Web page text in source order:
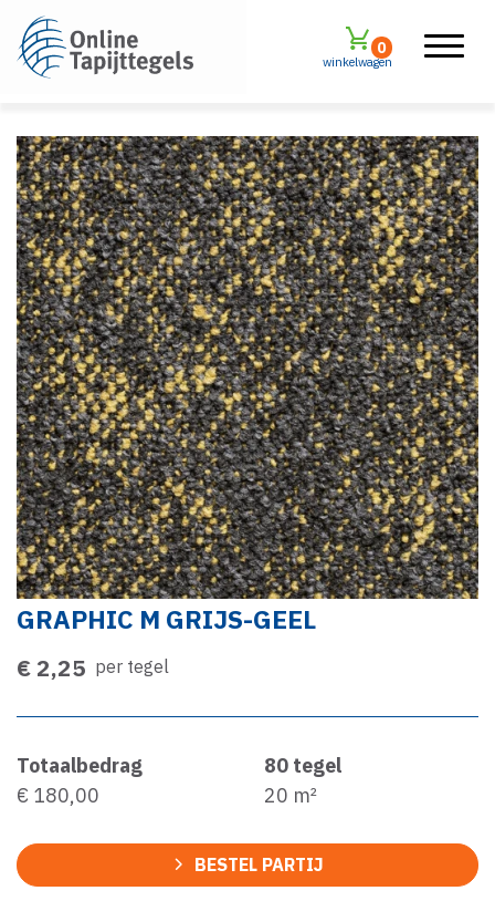
winkelwagen
0
GRAPHIC M GRIJS-GEEL
€ 2,25 per tegel
Totaalbedrag
€ 180,00
80 tegel
20 m²
BESTEL PARTIJ